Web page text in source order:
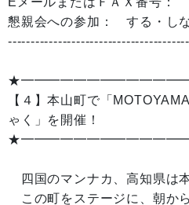
懇親会への参加： する・し
【４】本山町で「
ゃく」を開催！
四国のマンナカ、高知県は本
この町をステージに、朝か